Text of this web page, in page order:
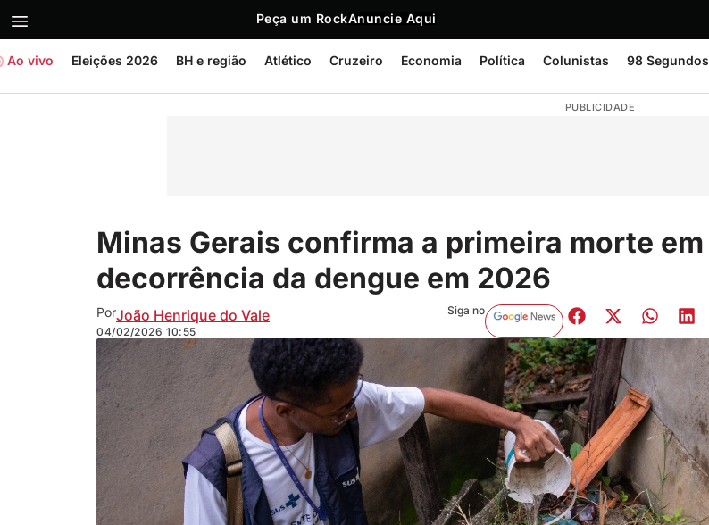
Peça um RockAnuncie Aqui
Ao vivo Eleições 2026 BH e região Atlético Cruzeiro Economia Política Colunistas 98 Segundos
PUBLICIDADE
Minas Gerais confirma a primeira morte em
decorrência da dengue em 2026
PorJoão Henrique do Vale
04/02/2026 10:55
Siga no